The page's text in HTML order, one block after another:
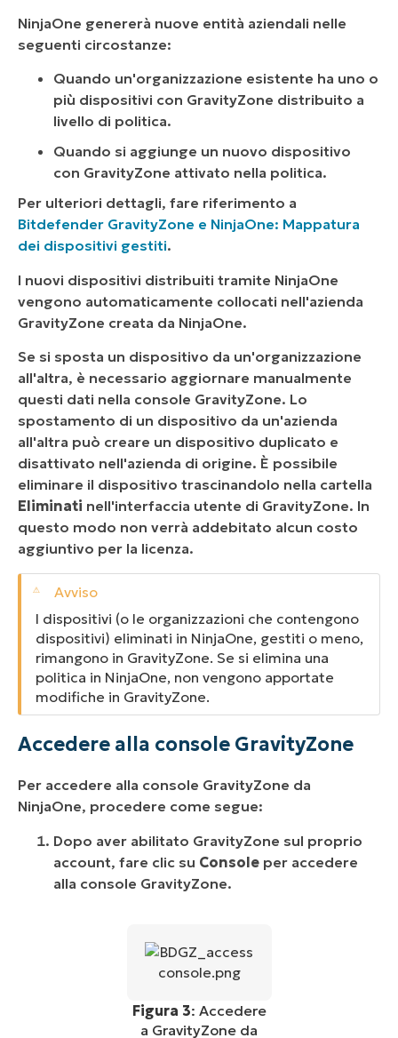
NinjaOne genererà nuove entità aziendali nelle
seguenti circostanze:
Quando un'organizzazione esistente ha uno o
più dispositivi con GravityZone distribuito a
livello di politica.
Quando si aggiunge un nuovo dispositivo
con GravityZone attivato nella politica.
Per ulteriori dettagli, fare riferimento a
Bitdefender GravityZone e NinjaOne: Mappatura
dei dispositivi gestiti.
I nuovi dispositivi distribuiti tramite NinjaOne
vengono automaticamente collocati nell'azienda
GravityZone creata da NinjaOne.
Se si sposta un dispositivo da un'organizzazione
all'altra, è necessario aggiornare manualmente
questi dati nella console GravityZone. Lo
spostamento di un dispositivo da un'azienda
all'altra può creare un dispositivo duplicato e
disattivato nell'azienda di origine. È possibile
eliminare il dispositivo trascinandolo nella cartella
Eliminati nell'interfaccia utente di GravityZone. In
questo modo non verrà addebitato alcun costo
aggiuntivo per la licenza.
I dispositivi (o le organizzazioni che contengono
dispositivi) eliminati in NinjaOne, gestiti o meno,
rimangono in GravityZone. Se si elimina una
politica in NinjaOne, non vengono apportate
modifiche in GravityZone.
Accedere alla console GravityZone
Per accedere alla console GravityZone da
NinjaOne, procedere come segue:
Dopo aver abilitato GravityZone sul proprio
account, fare clic su Console per accedere
alla console GravityZone.
Figura 3: Accedere
a GravityZone da